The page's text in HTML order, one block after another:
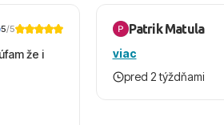
5/5
že i
Patrik Matula
viac
pred 2 týždňami